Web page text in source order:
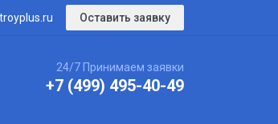
Оставить заявку
24/7 Принимаем заявки
+7 (499) 495-40-49